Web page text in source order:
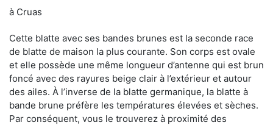
à Cruas
Cette blatte avec ses bandes brunes est la seconde race
de blatte de maison la plus courante. Son corps est ovale
et elle possède une même longueur d’antenne qui est brun
foncé avec des rayures beige clair à l’extérieur et autour
des ailes. À l’inverse de la blatte germanique, la blatte à
bande brune préfère les températures élevées et sèches.
Par conséquent, vous le trouverez à proximité des